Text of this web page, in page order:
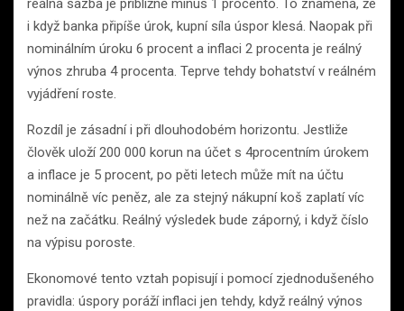
reálná sazba je přibližně minus 1 procento. To znamená, že
i když banka připíše úrok, kupní síla úspor klesá. Naopak při
nominálním úroku 6 procent a inflaci 2 procenta je reálný
výnos zhruba 4 procenta. Teprve tehdy bohatství v reálném
vyjádření roste.
Rozdíl je zásadní i při dlouhodobém horizontu. Jestliže
člověk uloží 200 000 korun na účet s 4procentním úrokem
a inflace je 5 procent, po pěti letech může mít na účtu
nominálně víc peněz, ale za stejný nákupní koš zaplatí víc
než na začátku. Reálný výsledek bude záporný, i když číslo
na výpisu poroste.
Ekonomové tento vztah popisují i pomocí zjednodušeného
pravidla: úspory poráží inflaci jen tehdy, když reálný výnos